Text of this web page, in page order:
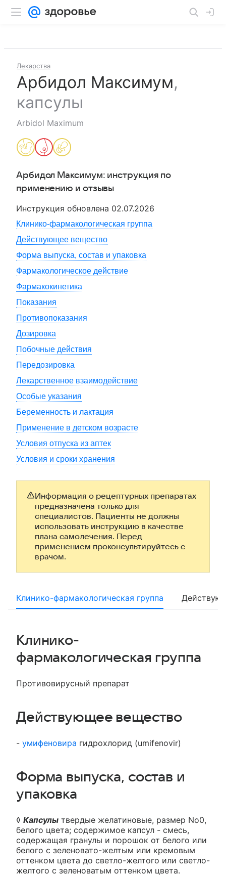
Лекарства
Арбидол Максимум,
капсулы
Arbidol Maximum
Арбидол Максимум: инструкция по
применению и отзывы
Инструкция обновлена 02.07.2026
Клинико-фармакологическая группа
Действующее вещество
Форма выпуска, состав и упаковка
Фармакологическое действие
Фармакокинетика
Показания
Противопоказания
Дозировка
Побочные действия
Передозировка
Лекарственное взаимодействие
Особые указания
Беременность и лактация
Применение в детском возрасте
Условия отпуска из аптек
Условия и сроки хранения
Информация о рецептурных препаратах
предназначена только для
специалистов. Пациенты не должны
использовать инструкцию в качестве
плана самолечения. Перед
применением проконсультируйтесь с
врачом.
Клинико-фармакологическая группа
Клинико-
фармакологическая группа
Противовирусный препарат
Действующее вещество
- умифеновира гидрохлорид (umifenovir)
Форма выпуска, состав и
упаковка
◊ Капсулы твердые желатиновые, размер No0,
белого цвета; содержимое капсул - смесь,
содержащая гранулы и порошок от белого или
белого с зеленовато-желтым или кремовым
оттенком цвета до светло-желтого или светло-
желтого с зеленоватым оттенком цвета.